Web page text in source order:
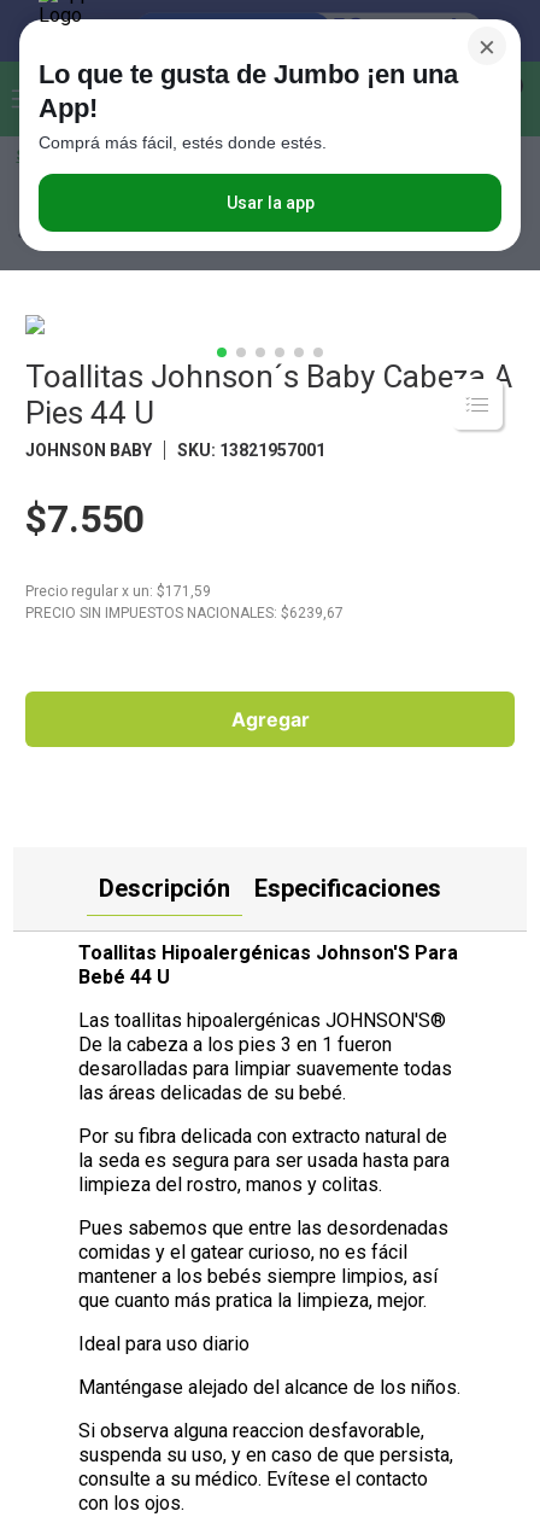
Buscar...
Seleccioná el método de entrega
×
Lo que te gusta de Jumbo ¡en una
App!
Comprá más fácil, estés donde estés.
Usar la app
Higiene para el Bebe Higiene del Bebé
Johnson´s Baby Cabeza A Pies 44 U
Toallitas Johnson´s Baby Cabeza A
Pies 44 U
JOHNSON BABY SKU: 13821957001
$7.550
Precio regular x un: $171,59
PRECIO SIN IMPUESTOS NACIONALES: $6239,67
Agregar
Descripción Especificaciones
Toallitas Hipoalergénicas Johnson'S Para
Bebé 44 U
Las toallitas hipoalergénicas JOHNSON'S®
De la cabeza a los pies 3 en 1 fueron
desarolladas para limpiar suavemente todas
las áreas delicadas de su bebé.
Por su fibra delicada con extracto natural de
la seda es segura para ser usada hasta para
limpieza del rostro, manos y colitas.
Pues sabemos que entre las desordenadas
comidas y el gatear curioso, no es fácil
mantener a los bebés siempre limpios, así
que cuanto más pratica la limpieza, mejor.
Ideal para uso diario
Manténgase alejado del alcance de los niños.
Si observa alguna reaccion desfavorable,
suspenda su uso, y en caso de que persista,
consulte a su médico. Evítese el contacto
con los ojos.
Términos más buscados
.
Valijas
Cerveza
Galletitas
Yerba
Juguetes
. Carne